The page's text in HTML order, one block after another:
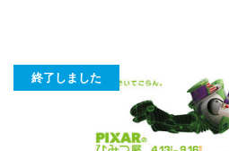
終了しました